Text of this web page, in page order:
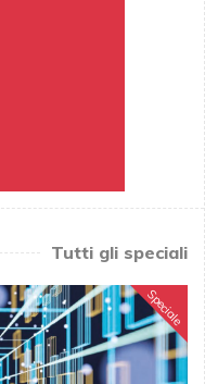
Tutti gli speciali
Speciale